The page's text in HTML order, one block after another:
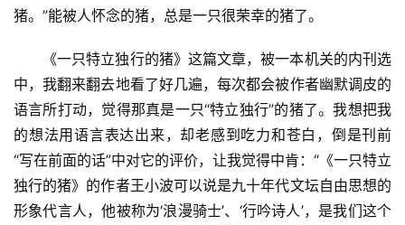
猪。”能被人怀念的猪，总是一只很荣幸的猪了。
《一只特立独行的猪》这篇文章，被一本机关的内刊选
中，我翻来翻去地看了好几遍，每次都会被作者幽默调皮的
语言所打动，觉得那真是一只“特立独行”的猪了。我想把我
的想法用语言表达出来，却老感到吃力和苍白，倒是刊前
“写在前面的话”中对它的评价，让我觉得中肯：“《一只特立
独行的猪》的作者王小波可以说是九十年代文坛自由思想的
形象代言人，他被称为‘浪漫骑士’、‘行吟诗人’，是我们这个